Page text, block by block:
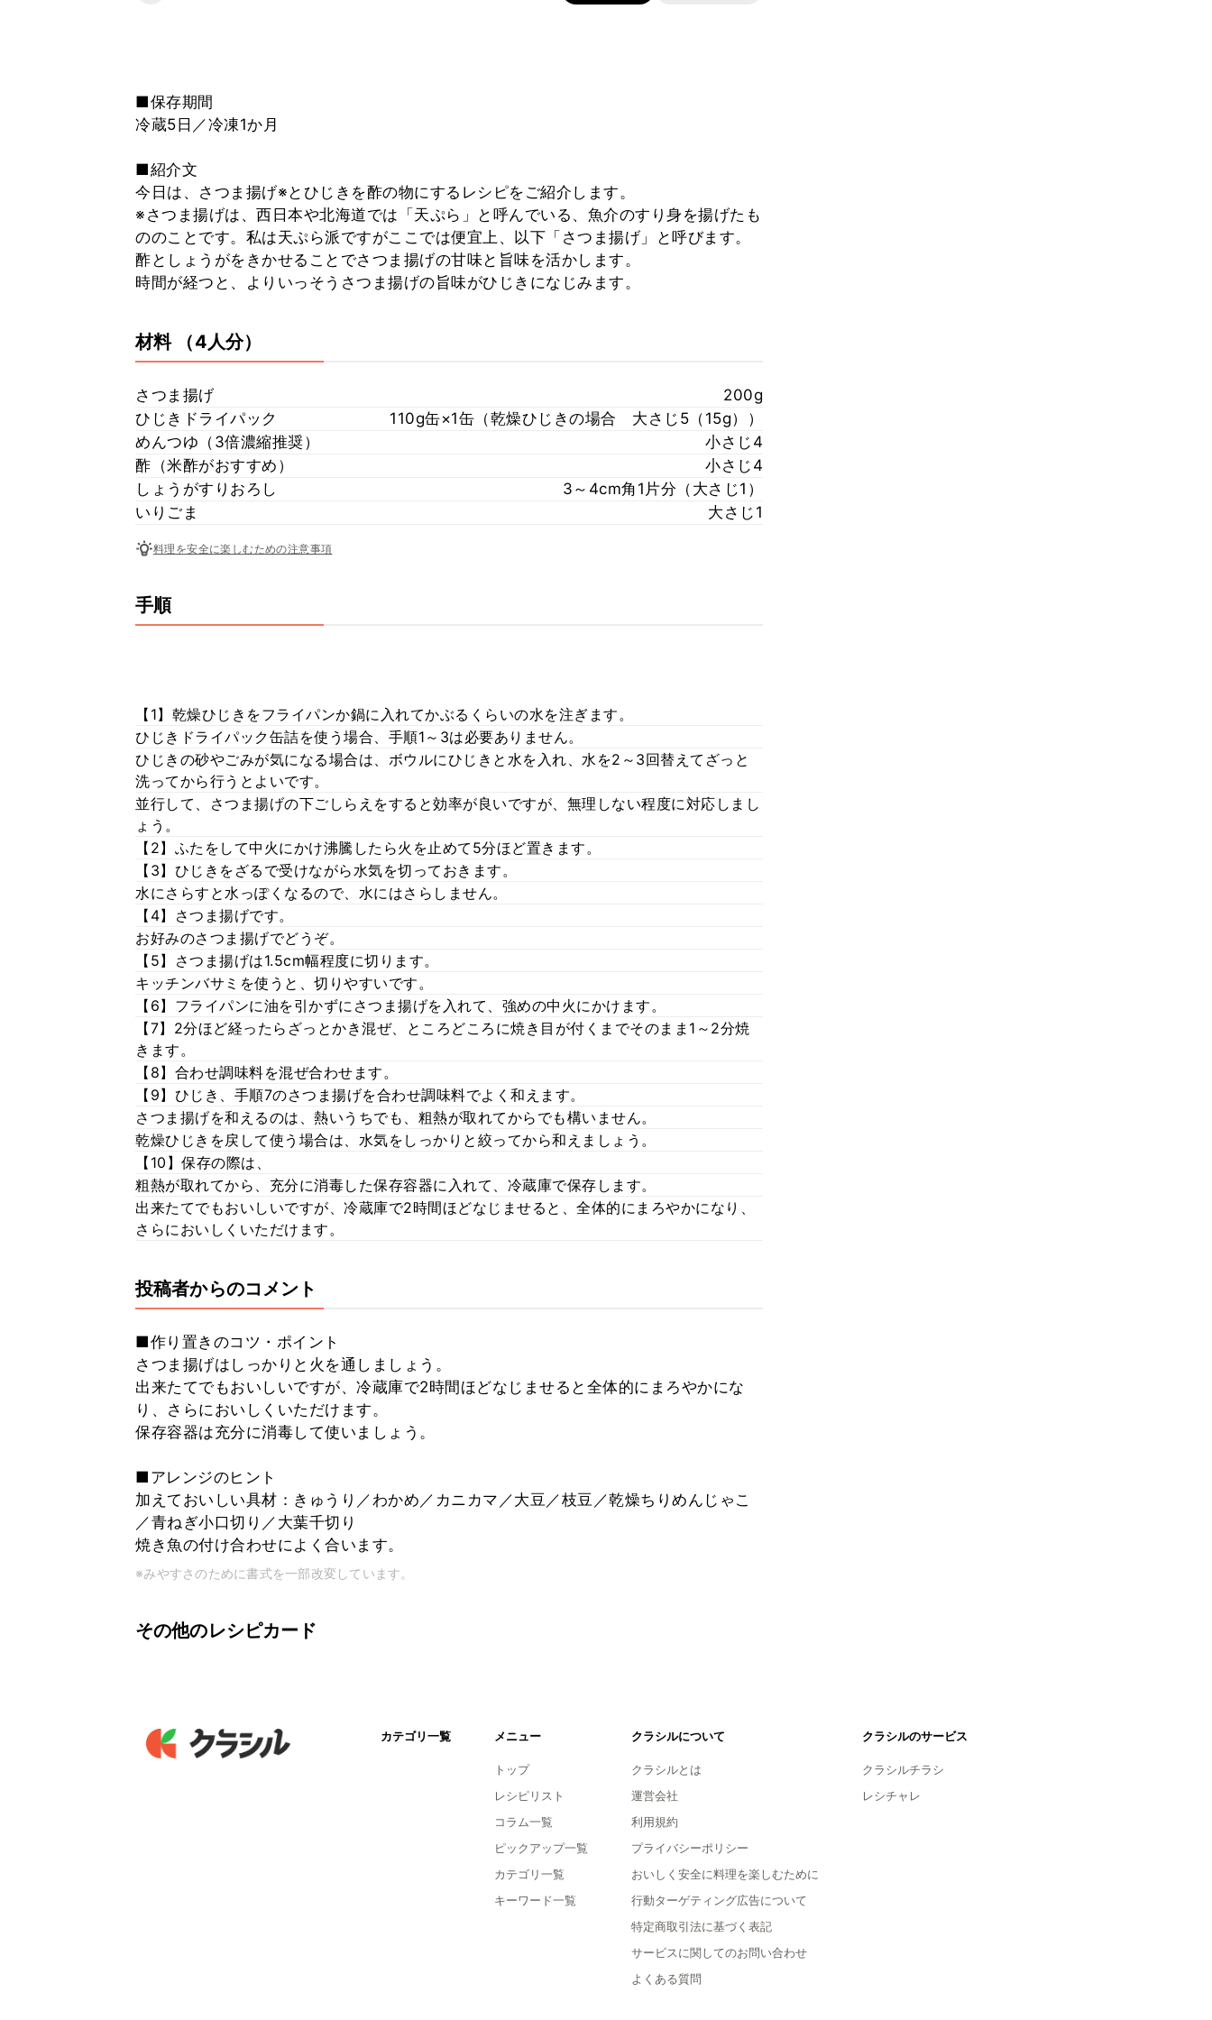
■保存期間
冷蔵5日／冷凍1か月
■紹介文
今日は、さつま揚げ※とひじきを酢の物にするレシピをご紹介します。
※さつま揚げは、西日本や北海道では「天ぷら」と呼んでいる、魚介のすり身を揚げたも
ののことです。私は天ぷら派ですがここでは便宜上、以下「さつま揚げ」と呼びます。
酢としょうがをきかせることでさつま揚げの甘味と旨味を活かします。
時間が経つと、よりいっそうさつま揚げの旨味がひじきになじみます。
材料 （4人分）
さつま揚げ
200g
ひじきドライパック
110g缶×1缶（乾燥ひじきの場合 大さじ5（15g））
めんつゆ（3倍濃縮推奨）
小さじ4
酢（米酢がおすすめ）
小さじ4
しょうがすりおろし
3～4cm角1片分（大さじ1）
いりごま
大さじ1
料理を安全に楽しむための注意事項
手順
【1】乾燥ひじきをフライパンか鍋に入れてかぶるくらいの水を注ぎます。
ひじきドライパック缶詰を使う場合、手順1～3は必要ありません。
ひじきの砂やごみが気になる場合は、ボウルにひじきと水を入れ、水を2～3回替えてざっと
洗ってから行うとよいです。
並行して、さつま揚げの下ごしらえをすると効率が良いですが、無理しない程度に対応しまし
ょう。
【2】ふたをして中火にかけ沸騰したら火を止めて5分ほど置きます。
【3】ひじきをざるで受けながら水気を切っておきます。
水にさらすと水っぽくなるので、水にはさらしません。
【4】さつま揚げです。
お好みのさつま揚げでどうぞ。
【5】さつま揚げは1.5cm幅程度に切ります。
キッチンバサミを使うと、切りやすいです。
【6】フライパンに油を引かずにさつま揚げを入れて、強めの中火にかけます。
【7】2分ほど経ったらざっとかき混ぜ、ところどころに焼き目が付くまでそのまま1～2分焼
きます。
【8】合わせ調味料を混ぜ合わせます。
【9】ひじき、手順7のさつま揚げを合わせ調味料でよく和えます。
さつま揚げを和えるのは、熱いうちでも、粗熱が取れてからでも構いません。
乾燥ひじきを戻して使う場合は、水気をしっかりと絞ってから和えましょう。
【10】保存の際は、
粗熱が取れてから、充分に消毒した保存容器に入れて、冷蔵庫で保存します。
出来たてでもおいしいですが、冷蔵庫で2時間ほどなじませると、全体的にまろやかになり、
さらにおいしくいただけます。
投稿者からのコメント
■作り置きのコツ・ポイント
さつま揚げはしっかりと火を通しましょう。
出来たてでもおいしいですが、冷蔵庫で2時間ほどなじませると全体的にまろやかにな
り、さらにおいしくいただけます。
保存容器は充分に消毒して使いましょう。
■アレンジのヒント
加えておいしい具材：きゅうり／わかめ／カニカマ／大豆／枝豆／乾燥ちりめんじゃこ
／青ねぎ小口切り／大葉千切り
焼き魚の付け合わせによく合います。
※みやすさのために書式を一部改変しています。
その他のレシピカード
カテゴリ一覧 メニュー
トップ
レシピリスト
コラム一覧
ピックアップ一覧
カテゴリ一覧
キーワード一覧
クラシルについて
クラシルとは
運営会社
利用規約
プライバシーポリシー
おいしく安全に料理を楽しむために
行動ターゲティング広告について
特定商取引法に基づく表記
サービスに関してのお問い合わせ
よくある質問
クラシルのサービス
クラシルチラシ
レシチャレ